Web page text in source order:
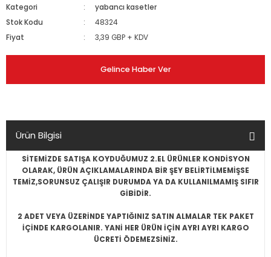
Kategori
yabancı kasetler
Stok Kodu
48324
Fiyat
3,39 GBP + KDV
Gelince Haber Ver
Ürün Bilgisi
SİTEMİZDE SATIŞA KOYDUĞUMUZ 2.EL ÜRÜNLER KONDİSYON
OLARAK, ÜRÜN AÇIKLAMALARINDA BİR ŞEY BELİRTİLMEMİŞSE
TEMİZ,SORUNSUZ ÇALIŞIR DURUMDA YA DA KULLANILMAMIŞ SIFIR
GİBİDİR.
2 ADET VEYA ÜZERİNDE YAPTIĞINIZ SATIN ALMALAR TEK PAKET
İÇİNDE KARGOLANIR. YANİ HER ÜRÜN İÇİN AYRI AYRI KARGO
ÜCRETİ ÖDEMEZSİNİZ.